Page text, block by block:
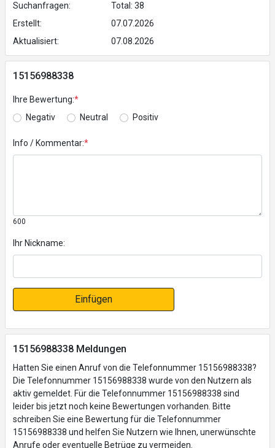
Suchanfragen:
Total: 38
Erstellt:
07.07.2026
Aktualisiert:
07.08.2026
15156988338
Ihre Bewertung:*
Negativ
Neutral Positiv
Info / Kommentar:*
600
Ihr Nickname:
Einfügen
15156988338 Meldungen
Hatten Sie einen Anruf von die Telefonnummer 15156988338?
Die Telefonnummer 15156988338 wurde von den Nutzern als
aktiv gemeldet. Für die Telefonnummer 15156988338 sind
leider bis jetzt noch keine Bewertungen vorhanden. Bitte
schreiben Sie eine Bewertung für die Telefonnummer
15156988338 und helfen Sie Nutzern wie Ihnen, unerwünschte
Anrufe oder eventuelle Betrüge zu vermeiden.